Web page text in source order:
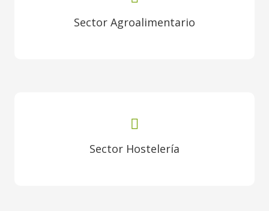
Sector Agroalimentario
Sector Hostelería